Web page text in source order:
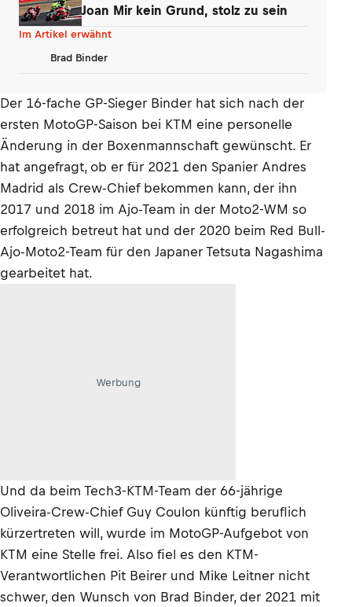
Joan Mir kein Grund, stolz zu sein
Im Artikel erwähnt
Brad Binder
Der 16-fache GP-Sieger Binder hat sich nach der
ersten MotoGP-Saison bei KTM eine personelle
Änderung in der Boxenmannschaft gewünscht. Er
hat angefragt, ob er für 2021 den Spanier Andres
Madrid als Crew-Chief bekommen kann, der ihn
2017 und 2018 im Ajo-Team in der Moto2-WM so
erfolgreich betreut hat und der 2020 beim Red Bull-
Ajo-Moto2-Team für den Japaner Tetsuta Nagashima
gearbeitet hat.
Werbung
Und da beim Tech3-KTM-Team der 66-jährige
Oliveira-Crew-Chief Guy Coulon künftig beruflich
kürzertreten will, wurde im MotoGP-Aufgebot von
KTM eine Stelle frei. Also fiel es den KTM-
Verantwortlichen Pit Beirer und Mike Leitner nicht
schwer, den Wunsch von Brad Binder, der 2021 mit